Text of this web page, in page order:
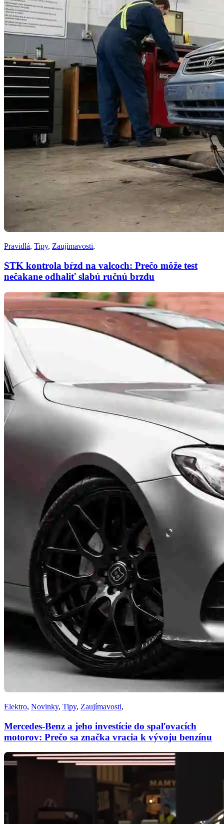
Pravidlá, Tipy, Zaujímavosti,
STK kontrola bŕzd na valcoch: Prečo môže test
nečakane odhaliť slabú ručnú brzdu
Elektro, Novinky, Tipy, Zaujímavosti,
Mercedes-Benz a jeho investície do spaľovacích
motorov: Prečo sa značka vracia k vývoju benzínu